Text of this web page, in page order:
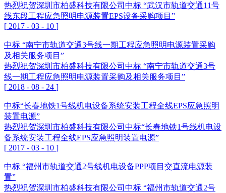
热烈祝贺深圳市柏盛科技有限公司中标 “武汉市轨道交通11号
线东段工程应急照明电源装置EPS设备采购项目”
[ 2017 - 03 - 10 ]
中标 “南宁市轨道交通3号线一期工程应急照明电源装置采购
及相关服务项目”
热烈祝贺深圳市柏盛科技有限公司中标 “南宁市轨道交通3号
线一期工程应急照明电源装置采购及相关服务项目”
[ 2018 - 08 - 24 ]
中标“长春地铁1号线机电设备系统安装工程全线EPS应急照明
装置电源”
热烈祝贺深圳市柏盛科技有限公司中标“长春地铁1号线机电设
备系统安装工程全线EPS应急照明装置电源”
[ 2017 - 03 - 10 ]
中标 “福州市轨道交通2号线机电设备PPP项目交直流电源装
置”
热烈祝贺深圳市柏盛科技有限公司中标 “福州市轨道交通2号